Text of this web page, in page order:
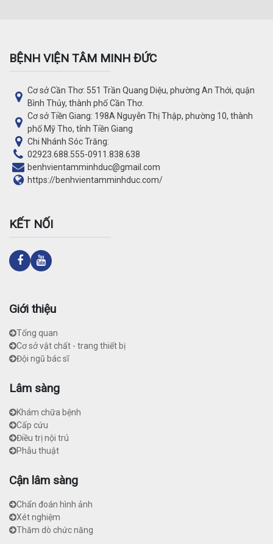
Giới thiệu
Tổng quan
Cơ sở vật chất - trang thiết bị
Đội ngũ bác sĩ
Lâm sàng
Khám chữa bệnh
Cấp cứu
Điều trị nội trú
Phẫu thuật
Cận lâm sàng
Chẩn đoán hình ảnh
Xét nghiệm
Thăm dò chức năng
BỆNH VIỆN TÂM MINH ĐỨC
Cơ sở Cần Thơ: 551 Trần Quang Diệu, phường An Thới, quận
Bình Thủy, thành phố Cần Thơ.
Cơ sở Tiền Giang: 198A Nguyễn Thị Thập, phường 10, thành
phố Mỹ Tho, tỉnh Tiền Giang
Chi Nhánh Sóc Trăng:
02923.688.555-0911.838.638
benhvientamminhduc@gmail.com
https://benhvientamminhduc.com/
KẾT NỐI